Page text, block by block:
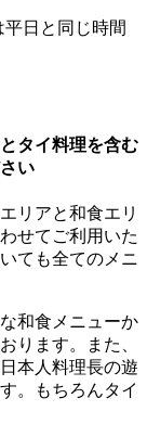
日と同じ時間
タイ料理を含む
い
リアと和食エリ
せてご利用いた
ても全てのメニ
和食メニューか
ります。また、
本人料理長の遊
。もちろんタイ